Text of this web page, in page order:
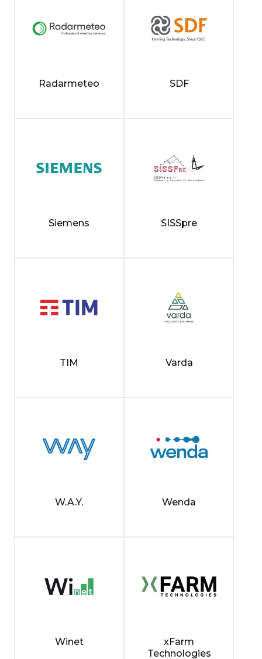
Radarmeteo SDF
Siemens SISSpre
TIM Varda
W.A.Y. Wenda
Winet
xFarm
Technologies